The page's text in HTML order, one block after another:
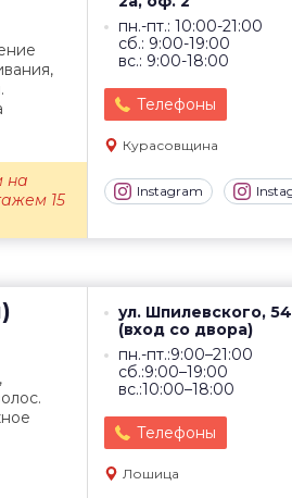
пн.-пт.: 10:00-21:00
сб.: 9:00-19:00
вс.: 9:00-18:00
Телефоны
Курасовщина
Instagram
на
15
ул. Шпилевского, 54
(вход со двора)
пн.-пт.:9:00–21:00
сб.:9:00–19:00
вс.:10:00–18:00
Телефоны
Лошица